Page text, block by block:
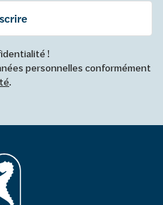
!
personnelles conformément
.